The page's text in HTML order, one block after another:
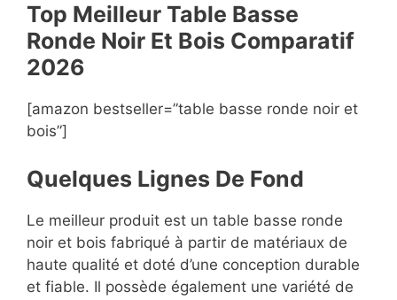
Top Meilleur Table Basse
Ronde Noir Et Bois Comparatif
2026
[amazon bestseller=”table basse ronde noir et
bois”]
Quelques Lignes De Fond
Le meilleur produit est un table basse ronde
noir et bois fabriqué à partir de matériaux de
haute qualité et doté d’une conception durable
et fiable. Il possède également une variété de